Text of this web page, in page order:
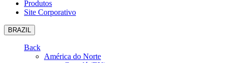
Produtos
Site Corporativo
BRAZIL
Back
América do Norte